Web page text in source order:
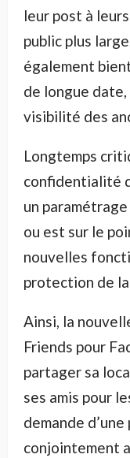
leur post à
public plus
également
de longue
visibilité des
Longtemps
confidentialité
un
ou est sur le
nouvelles
protection de
Ainsi, la
Friends pour
partager sa
ses amis pour
demande
conjointement